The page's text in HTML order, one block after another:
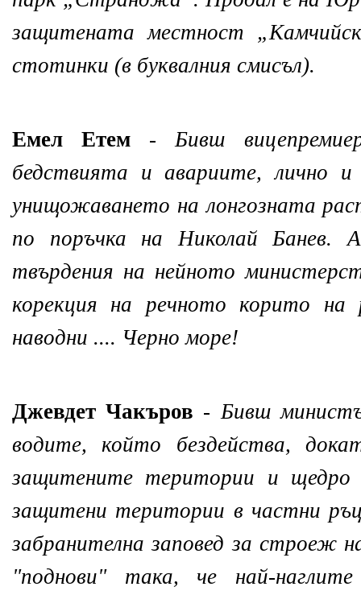
защитената местност
стотинки (в буквалния смисъл).
Емел Етем -Бивш
бедствията и авариите, лично и
унищожаването на лонгозната
по поръчка на Николай Банев.
твърдения на нейното
корекция на речното корито
наводни .... Черно море!
Джевдет Чакъров -Бивш
водите, който бездейства,
защитените територии и щедро
защитени територии в частни
забранителна заповед за строеж
"поднови" така, че най-